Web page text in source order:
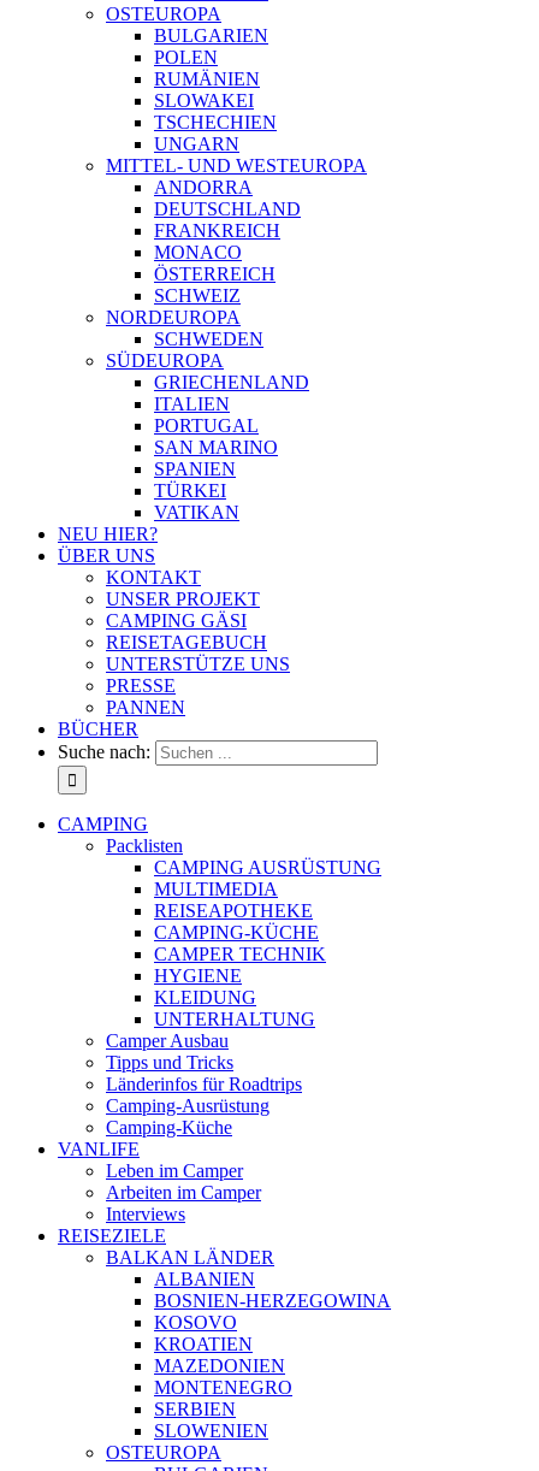
OSTEUROPA
BULGARIEN
POLEN
RUMÄNIEN
SLOWAKEI
TSCHECHIEN
UNGARN
MITTEL- UND WESTEUROPA
ANDORRA
DEUTSCHLAND
FRANKREICH
MONACO
ÖSTERREICH
SCHWEIZ
NORDEUROPA
SCHWEDEN
SÜDEUROPA
GRIECHENLAND
ITALIEN
PORTUGAL
SAN MARINO
SPANIEN
TÜRKEI
VATIKAN
NEU HIER?
ÜBER UNS
KONTAKT
UNSER PROJEKT
CAMPING GÄSI
REISETAGEBUCH
UNTERSTÜTZE UNS
PRESSE
PANNEN
BÜCHER
Suche nach:
CAMPING
Packlisten
CAMPING AUSRÜSTUNG
MULTIMEDIA
REISEAPOTHEKE
CAMPING-KÜCHE
CAMPER TECHNIK
HYGIENE
KLEIDUNG
UNTERHALTUNG
Camper Ausbau
Tipps und Tricks
Länderinfos für Roadtrips
Camping-Ausrüstung
Camping-Küche
VANLIFE
Leben im Camper
Arbeiten im Camper
Interviews
REISEZIELE
BALKAN LÄNDER
ALBANIEN
BOSNIEN-HERZEGOWINA
KOSOVO
KROATIEN
MAZEDONIEN
MONTENEGRO
SERBIEN
SLOWENIEN
OSTEUROPA